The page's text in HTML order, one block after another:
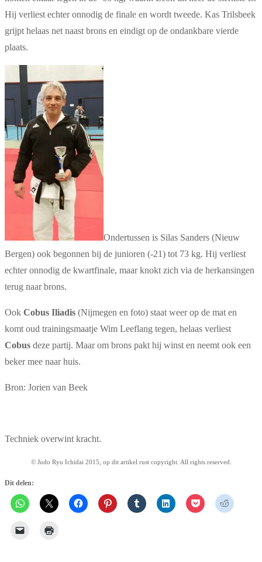
Hij verliest echter onnodig de finale en wordt tweede. Kas Trilsbeek
grijpt helaas net naast brons en eindigt op de ondankbare vierde
plaats.
Ondertussen is Silas Sanders (Nieuw
Bergen) ook begonnen bij de junioren (-21) tot 73 kg. Hij verliest
echter onnodig de kwartfinale, maar knokt zich via de herkansingen
terug naar brons.
Ook Cobus Iliadis (Nijmegen en foto) staat weer op de mat en
komt oud trainingsmaatje Wim Leeflang tegen, helaas verliest
Cobus deze partij. Maar om brons pakt hij winst en neemt ook een
beker mee naar huis.
Bron: Jorien van Beek
Techniek overwint kracht.
© Judo Ryu Ichidai 2015, op dit artikel rust copyright. All rights reserved.
Dit delen: